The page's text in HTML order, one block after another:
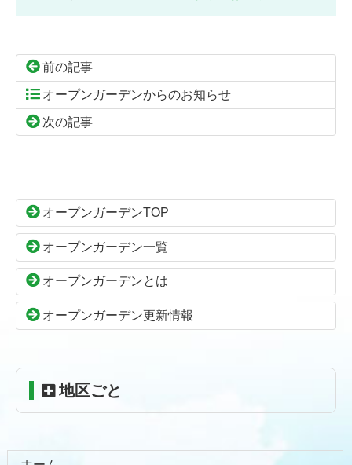
前の記事
オープンガーデンからのお知らせ
次の記事
ン
本
文
先
へ
る
の
頭
へ
る
オープンガーデンTOP
オープンガーデン一覧
オープンガーデンとは
オープンガーデン更新情報
地区ごと